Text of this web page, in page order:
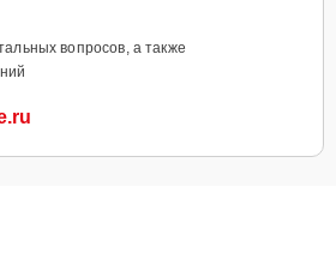
вопросов, а также